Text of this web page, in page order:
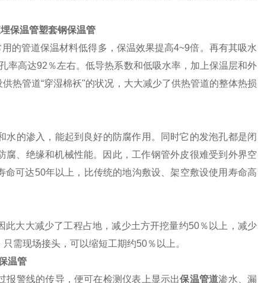
保温管塑套钢保温管
的管道保温材料低得多，保温效果提高4~9倍。再有其吸水
率高达92％左右。低导热系数和低吸水率，加上保温层和外
热管道“穿湿棉袄"的状况，大大减少了供热管道的整体热损
水的渗入，能起到良好的防腐作用。同时它的发泡孔都是闭
、绝缘和机械性能。因此，工作钢管外皮很难受到外界空
可达50年以上，比传统的地沟敷设、架空敷设使用寿命高
大大减少了工程占地，减少土方开挖量约50％以上，减少
需现场接头，可以缩短工期约50％以上。
温管
警线的传导，便可在检测仪表上显示出保温管道渗水、漏